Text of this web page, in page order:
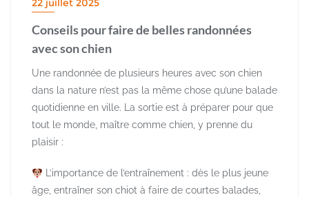
22 juillet 2025
Conseils pour faire de belles randonnées
avec son chien
Une randonnée de plusieurs heures avec son chien
dans la nature n’est pas la même chose qu’une balade
quotidienne en ville. La sortie est à préparer pour que
tout le monde, maître comme chien, y prenne du
plaisir :
L’importance de l’entraînement : dès le plus jeune
âge, entraîner son chiot à faire de courtes balades,